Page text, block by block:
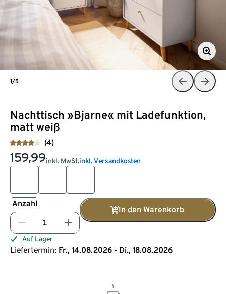
Nachttisch »Bjarne« mit Ladefunktion,
matt weiß
(4)
159,99inkl. MwSt.inkl. Versandkosten
Anzahl
In den Warenkorb
Auf Lager
Liefertermin: Fr., 14.08.2026 - Di., 18.08.2026
1/5